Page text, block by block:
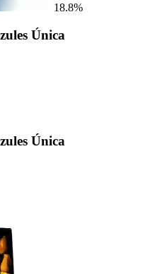
18.8%
Única
Única